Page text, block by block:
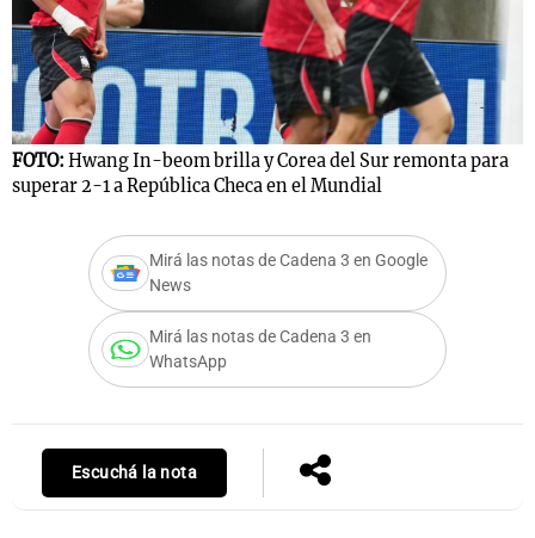
FOTO: Hwang In-beom brilla y Corea del Sur remonta para
superar 2-1 a República Checa en el Mundial
Mirá las notas de Cadena 3 en Google
News
Mirá las notas de Cadena 3 en
WhatsApp
Escuchá la nota